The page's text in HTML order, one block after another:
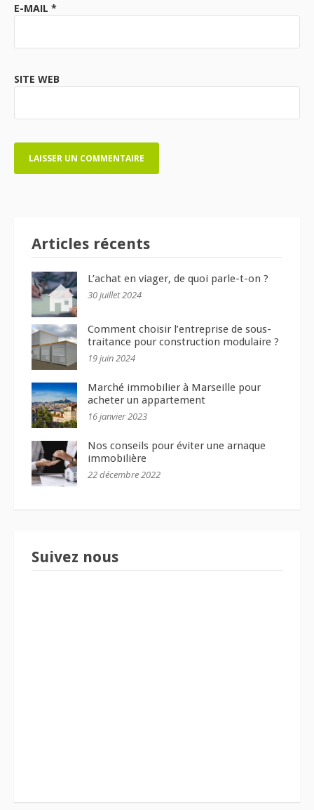
E-MAIL *
SITE WEB
Articles récents
L’achat en viager, de quoi parle-t-on ?
30 juillet 2024
Comment choisir l’entreprise de sous-
traitance pour construction modulaire ?
19 juin 2024
Marché immobilier à Marseille pour
acheter un appartement
16 janvier 2023
Nos conseils pour éviter une arnaque
immobilière
22 décembre 2022
Suivez nous